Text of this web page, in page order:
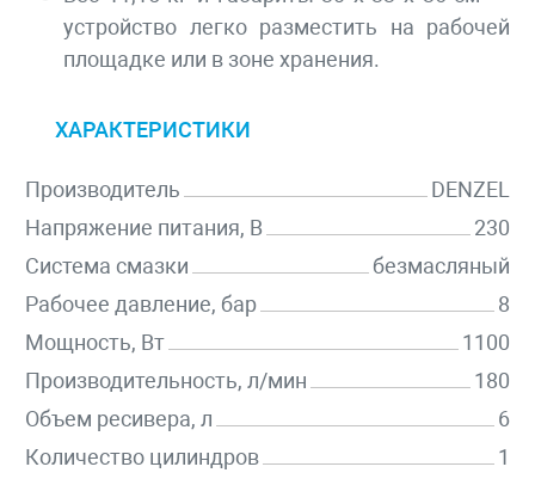
устройство легко разместить на рабочей
площадке или в зоне хранения.
ХАРАКТЕРИСТИКИ
Производитель
DENZEL
Напряжение питания, В
230
Система смазки
безмасляный
Рабочее давление, бар
8
Мощность, Вт
1100
Производительность, л/мин
180
Объем ресивера, л
6
Количество цилиндров
1